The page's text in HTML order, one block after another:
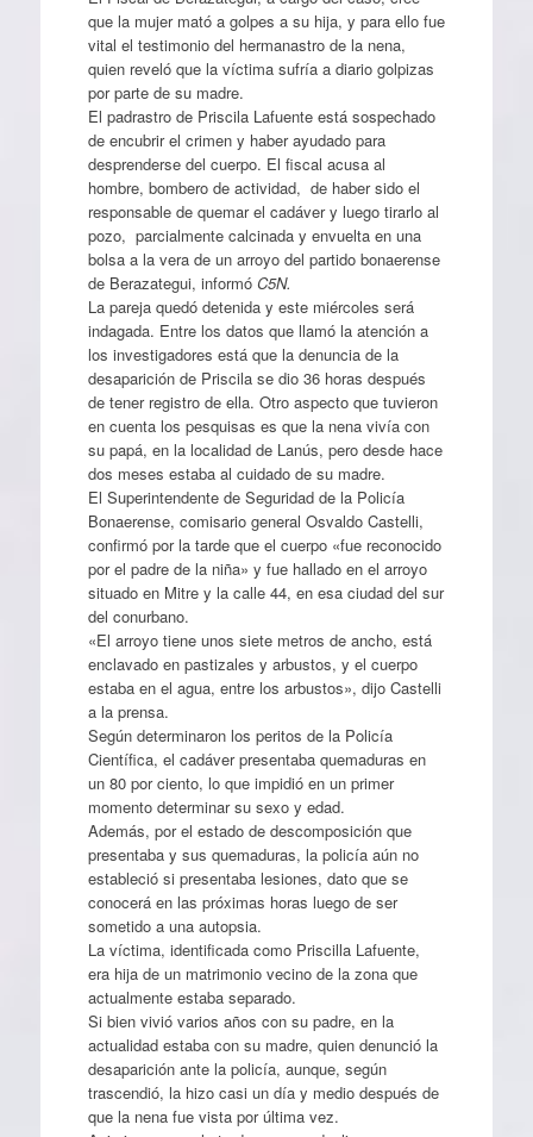
que la mujer mató a golpes a su hija, y para ello fue
vital el testimonio del hermanastro de la nena,
quien reveló que la víctima sufría a diario golpizas
por parte de su madre.
El padrastro de Priscila Lafuente está sospechado
de encubrir el crimen y haber ayudado para
desprenderse del cuerpo. El fiscal acusa al
hombre, bombero de actividad, de haber sido el
responsable de quemar el cadáver y luego tirarlo al
pozo, parcialmente calcinada y envuelta en una
bolsa a la vera de un arroyo del partido bonaerense
de Berazategui, informóC5N.
La pareja quedó detenida y este miércoles será
indagada. Entre los datos que llamó la atención a
los investigadores está que la denuncia de la
desaparición de Priscila se dio 36 horas después
de tener registro de ella. Otro aspecto que tuvieron
en cuenta los pesquisas es que la nena vivía con
su papá, en la localidad de Lanús, pero desde hace
dos meses estaba al cuidado de su madre.
El Superintendente de Seguridad de la Policía
Bonaerense, comisario general Osvaldo Castelli,
confirmó por la tarde que el cuerpo «fue reconocido
por el padre de la niña» y fue hallado en el arroyo
situado en Mitre y la calle 44, en esa ciudad del sur
del conurbano.
«El arroyo tiene unos siete metros de ancho, está
enclavado en pastizales y arbustos, y el cuerpo
estaba en el agua, entre los arbustos», dijo Castelli
a la prensa.
Según determinaron los peritos de la Policía
Científica, el cadáver presentaba quemaduras en
un 80 por ciento, lo que impidió en un primer
momento determinar su sexo y edad.
Además, por el estado de descomposición que
presentaba y sus quemaduras, la policía aún no
estableció si presentaba lesiones, dato que se
conocerá en las próximas horas luego de ser
sometido a una autopsia.
La víctima, identificada como Priscilla Lafuente,
era hija de un matrimonio vecino de la zona que
actualmente estaba separado.
Si bien vivió varios años con su padre, en la
actualidad estaba con su madre, quien denunció la
desaparición ante la policía, aunque, según
trascendió, la hizo casi un día y medio después de
que la nena fue vista por última vez.